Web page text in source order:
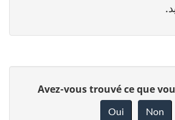
Avez-vous trouvé ce que
Oui Non